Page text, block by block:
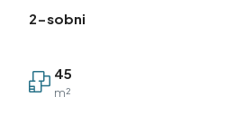
2-sobni
45
m²